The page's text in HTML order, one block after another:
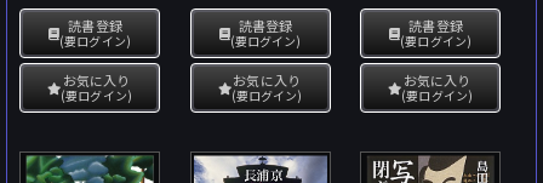
読書登録
(要ログイン)
お気に入り
(要ログイン)
読書登録
(要ログイン)
お気に入り
(要ログイン)
読書登録
(要ログイン)
お気に入り
(要ログイン)